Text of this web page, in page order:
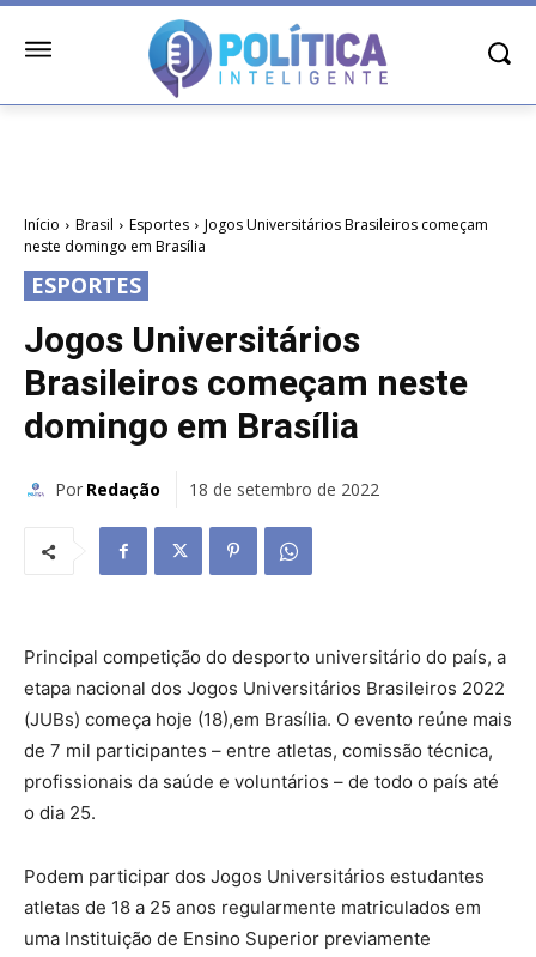
Início Brasil Esportes
Jogos Universitários Brasileiros começam
neste domingo em Brasília
ESPORTES
Jogos Universitários
Brasileiros começam neste
domingo em Brasília
Por Redação 18 de setembro de 2022
Principal competição do desporto universitário do país, a
etapa nacional dos Jogos Universitários Brasileiros 2022
(JUBs) começa hoje (18),em Brasília. O evento reúne mais
de 7 mil participantes – entre atletas, comissão técnica,
profissionais da saúde e voluntários – de todo o país até
o dia 25.
Podem participar dos Jogos Universitários estudantes
atletas de 18 a 25 anos regularmente matriculados em
uma Instituição de Ensino Superior previamente